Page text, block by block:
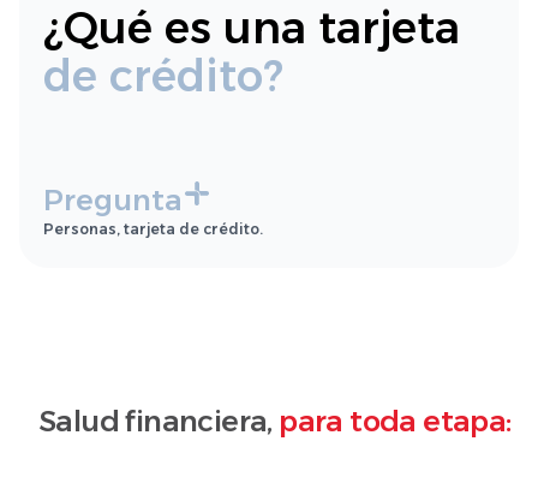
¿Qué es una tarjeta
de crédito?
Pregunta
Personas, tarjeta de crédito.
Salud financiera, para toda etapa: